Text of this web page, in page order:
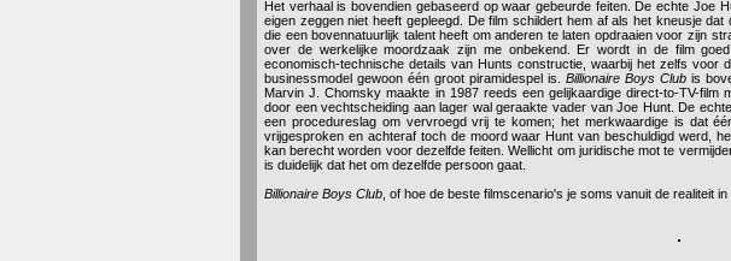
Het verhaal is bovendien gebaseerd op waar gebeurde feiten. De echte Joe
eigen zeggen niet heeft gepleegd. De film schildert hem af als het kneusje
die een bovennatuurlijk talent heeft om anderen te laten opdraaien voor zijn
over de werkelijke moordzaak zijn me onbekend. Er wordt in de film
economisch-technische details van Hunts constructie, waarbij het zelfs voor
businessmodel gewoon één groot piramidespel is. Billionaire Boys Club is
Marvin J. Chomsky maakte in 1987 reeds een gelijkaardige direct-to-TV-
door een vechtscheiding aan lager wal geraakte vader van Joe Hunt. De
een procedureslag om vervroegd vrij te komen; het merkwaardige is dat
vrijgesproken en achteraf toch de moord waar Hunt van beschuldigd werd,
kan berecht worden voor dezelfde feiten. Wellicht om juridische mot te
is duidelijk dat het om dezelfde persoon gaat.
Billionaire Boys Club , of hoe de beste filmscenario's je soms vanuit de realiteit